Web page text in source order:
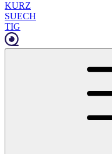
KURZ
SUECH
TIG